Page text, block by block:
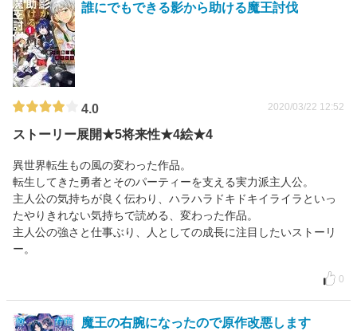
誰にでもできる影から助ける魔王討伐
4.0 2020/03/22 12:52
ストーリー展開★5将来性★4絵★4
異世界転生もの風の変わった作品。
転生してきた勇者とそのパーティーを支える実力派主人公。
主人公の気持ちが良く伝わり、ハラハラドキドキイライラといっ
たやりきれない気持ちで読める、変わった作品。
主人公の強さと仕事ぶり、人としての成長に注目したいストーリ
ー。
0
魔王の右腕になったので原作改悪します